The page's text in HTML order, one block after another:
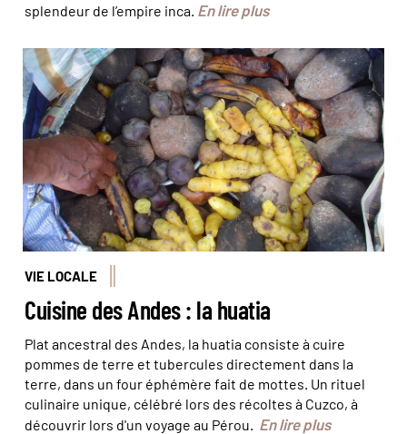
splendeur de l’empire inca. En lire plus
Pommes de terre, tubercules et des variantes © Enrique
Villalobos
VIE LOCALE
Cuisine des Andes : la huatia
Plat ancestral des Andes, la huatia consiste à cuire
pommes de terre et tubercules directement dans la
terre, dans un four éphémère fait de mottes. Un rituel
culinaire unique, célébré lors des récoltes à Cuzco, à
découvrir lors d'un voyage au Pérou. En lire plus